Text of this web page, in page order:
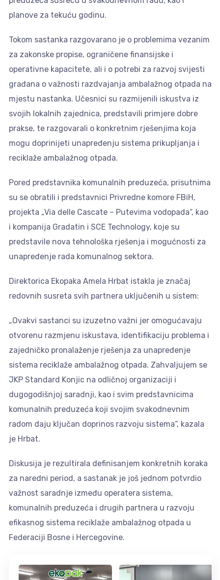
planove za tekuću godinu.
Tokom sastanka razgovarano je o problemima vezanim
za zakonske propise, ograničene finansijske i
operativne kapacitete, ali i o potrebi za razvoj svijesti
građana o važnosti razdvajanja ambalažnog otpada na
mjestu nastanka. Učesnici su razmijenili iskustva iz
svojih lokalnih zajednica, predstavili primjere dobre
prakse, te razgovarali o konkretnim rješenjima koja
mogu doprinijeti unapređenju sistema prikupljanja i
reciklaže ambalažnog otpada.
Pored predstavnika komunalnih preduzeća, prisutnima
su se obratili i predstavnici Privredne komore FBiH,
projekta „Via delle Cascate – Putevima vodopada“, kao
i kompanija Gradatin i SCE Technology, koje su
predstavile nova tehnološka rješenja i mogućnosti za
unapređenje rada komunalnog sektora.
Direktorica Ekopaka Amela Hrbat istakla je značaj
redovnih susreta svih partnera uključenih u sistem:
„Ovakvi sastanci su izuzetno važni jer omogućavaju
otvorenu razmjenu iskustava, identifikaciju problema i
zajedničko pronalaženje rješenja za unapređenje
sistema reciklaže ambalažnog otpada. Zahvaljujem se
JKP Standard Konjic na odličnoj organizaciji i
dugogodišnjoj saradnji, kao i svim predstavnicima
komunalnih preduzeća koji svojim svakodnevnim
radom daju ključan doprinos razvoju sistema“, kazala
je Hrbat.
Diskusija je rezultirala definisanjem konkretnih koraka
za naredni period, a sastanak je još jednom potvrdio
važnost saradnje između operatera sistema,
komunalnih preduzeća i drugih partnera u razvoju
efikasnog sistema reciklaže ambalažnog otpada u
Federaciji Bosne i Hercegovine.